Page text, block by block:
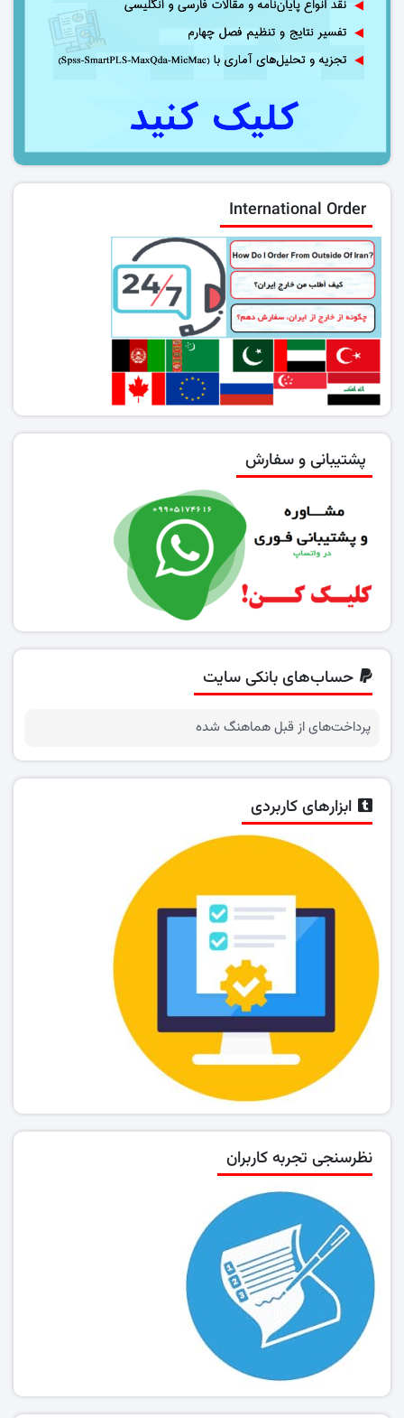
International Order
پشتیبانی و سفارش
حساب‌های بانکی سایت
پرداخت‌های از قبل هماهنگ شده
ابزارهای کاربردی
نظرسنجی تجربه کاربران